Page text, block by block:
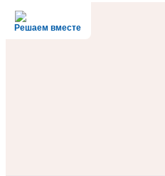
Решаем вместе